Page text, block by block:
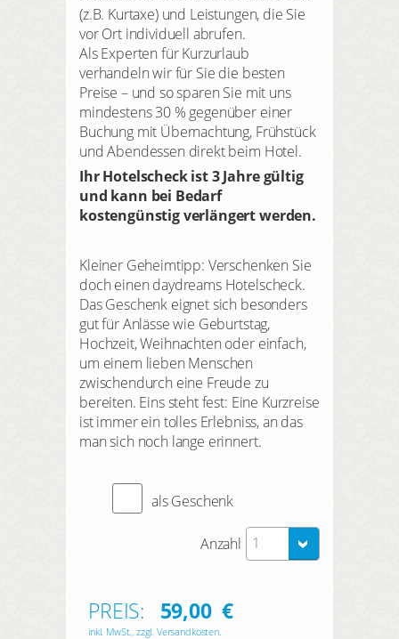
(z.B. Kurtaxe) und Leistungen, die Sie
vor Ort individuell abrufen.
Als Experten für Kurzurlaub
verhandeln wir für Sie die besten
Preise – und so sparen Sie mit uns
mindestens 30 % gegenüber einer
Buchung mit Übernachtung, Frühstück
und Abendessen direkt beim Hotel.
Ihr Hotelscheck ist 3 Jahre gültig
und kann bei Bedarf
kostengünstig verlängert werden.
Kleiner Geheimtipp: Verschenken Sie
doch einen daydreams Hotelscheck.
Das Geschenk eignet sich besonders
gut für Anlässe wie Geburtstag,
Hochzeit, Weihnachten oder einfach,
um einem lieben Menschen
zwischendurch eine Freude zu
bereiten. Eins steht fest: Eine Kurzreise
ist immer ein tolles Erlebniss, an das
man sich noch lange erinnert.
als Geschenk
Anzahl 1
PREIS: 59,00 €
inkl. MwSt., zzgl. Versandkosten.